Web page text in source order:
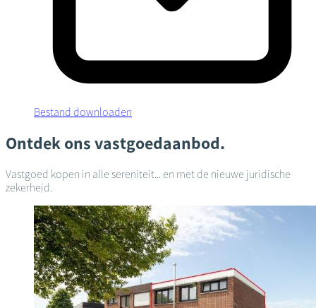
Bestand downloaden
Ontdek ons vastgoedaanbod.
Vastgoed kopen in alle sereniteit... en met de nieuwe juridische
zekerheid.